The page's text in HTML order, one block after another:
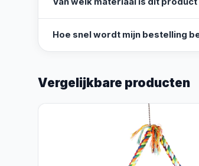
Hoe snel wordt mijn bestelling
Vergelijkbare producten